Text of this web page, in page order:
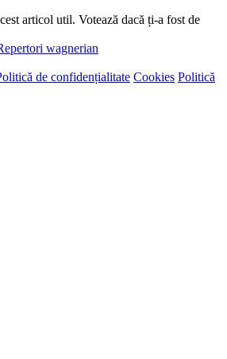
articol util. Votează dacă ți-a fost de
wagnerian
de confidențialitate Cookies Politică